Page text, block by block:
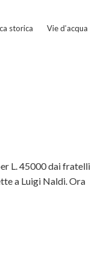
storica Vie d’acqua
L. 45000 dai fratelli
a Luigi Naldi. Ora